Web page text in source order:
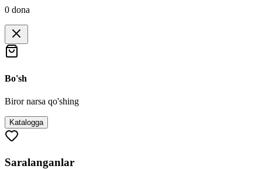
0 dona
Bo'sh
Biror narsa qo'shing
Katalogga
Saralanganlar